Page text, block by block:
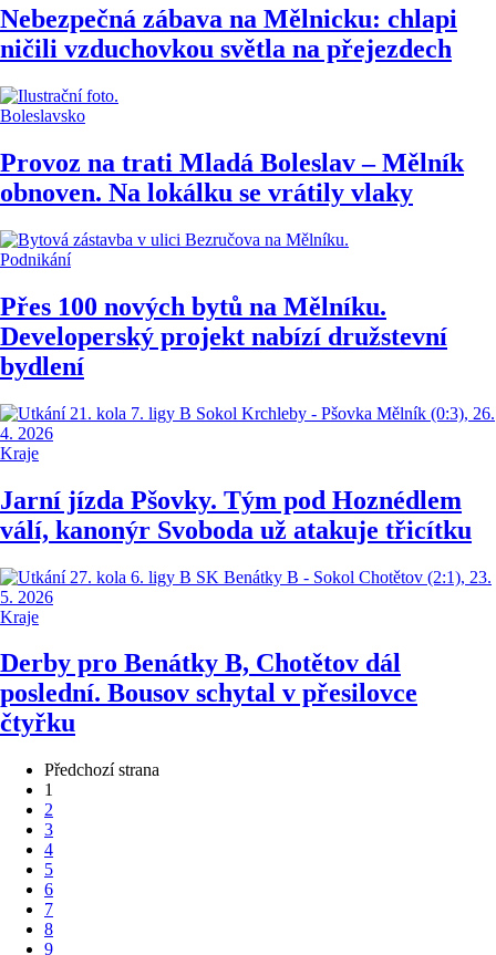
Nebezpečná zábava na Mělnicku: chlapi
ničili vzduchovkou světla na přejezdech
Boleslavsko
Provoz na trati Mladá Boleslav – Mělník
obnoven. Na lokálku se vrátily vlaky
Podnikání
Přes 100 nových bytů na Mělníku.
Developerský projekt nabízí družstevní
bydlení
Kraje
Jarní jízda Pšovky. Tým pod Hoznédlem
válí, kanonýr Svoboda už atakuje třicítku
Kraje
Derby pro Benátky B, Chotětov dál
poslední. Bousov schytal v přesilovce
čtyřku
Předchozí strana
1
2
3
4
5
6
7
8
9